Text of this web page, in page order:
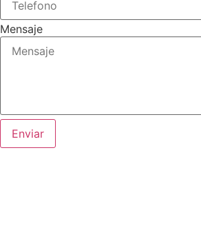
Mensaje
Enviar